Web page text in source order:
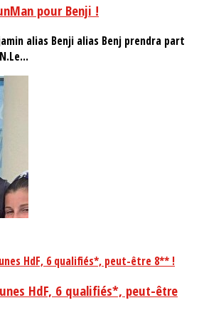
pour Benji !
alias Benji alias Benj prendra part
HdF, 6 qualifiés*, peut-être